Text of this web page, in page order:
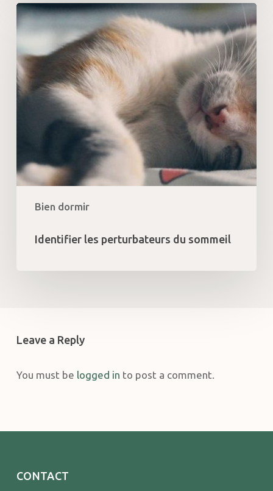
Bien dormir
Identifier
les
perturbateurs
du
sommeil
Identifier les perturbateurs du sommeil
Leave a Reply
You must be logged in to post a comment.
CONTACT